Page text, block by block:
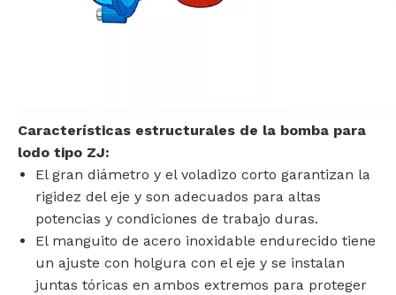
Características estructurales de la bomba para
lodo tipo ZJ:
El gran diámetro y el voladizo corto garantizan la
rigidez del eje y son adecuados para altas
potencias y condiciones de trabajo duras.
El manguito de acero inoxidable endurecido tiene
un ajuste con holgura con el eje y se instalan
juntas tóricas en ambos extremos para proteger